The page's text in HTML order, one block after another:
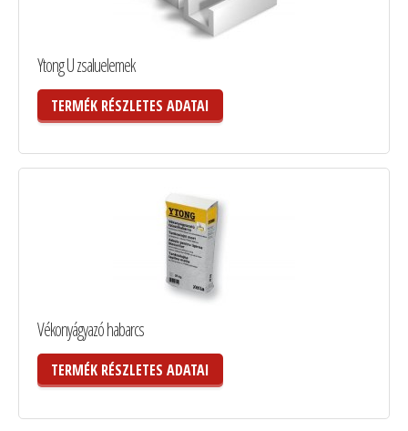
Ytong U zsaluelemek
TERMÉK RÉSZLETES ADATAI
Vékonyágyazó habarcs
TERMÉK RÉSZLETES ADATAI